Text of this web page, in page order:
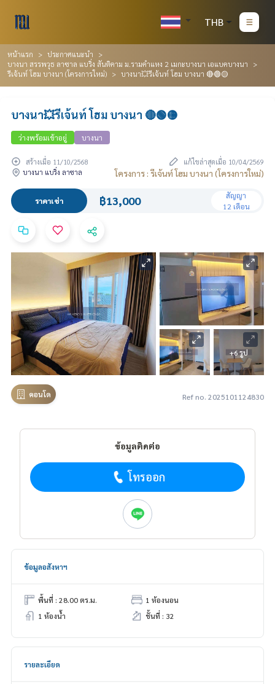
THB
หน้าแรก
ประกาศแนะนำ
บางนา สรรพวุธ ลาซาล แบริ่ง สันติคาม ม.รามคำแหง 2 เมกะบางนา เอแบคบางนา
รีเจ้นท์ โฮม บางนา (โครงการใหม่)
บางนา💥รีเจ้นท์ โฮม บางนา 🔴🟢🟡
บางนา💥รีเจ้นท์ โฮม บางนา 🔴🟢🟡
ว่างพร้อมเข้าอยู่ บางนา
สร้างเมื่อ 11/10/2568
แก้ไขล่าสุดเมื่อ 10/04/2569
บางนา แบริ่ง ลาซาล
โครงการ : รีเจ้นท์ โฮม บางนา (โครงการใหม่)
ราคาเช่า ฿13,000
สัญญา
12 เดือน
+6 รูป
คอนโด Ref no. 2025101124830
ข้อมูลติดต่อ
โทรออก
ข้อมูลอสังหาฯ
พื้นที่ : 28.00 ตร.ม.
1 ห้องนอน
1 ห้องน้ำ
ชั้นที่ : 32
รายละเอียด